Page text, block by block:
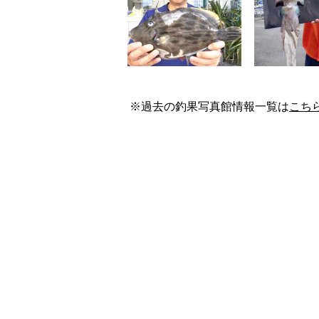
※過去の釣果写真館情報一覧はこち